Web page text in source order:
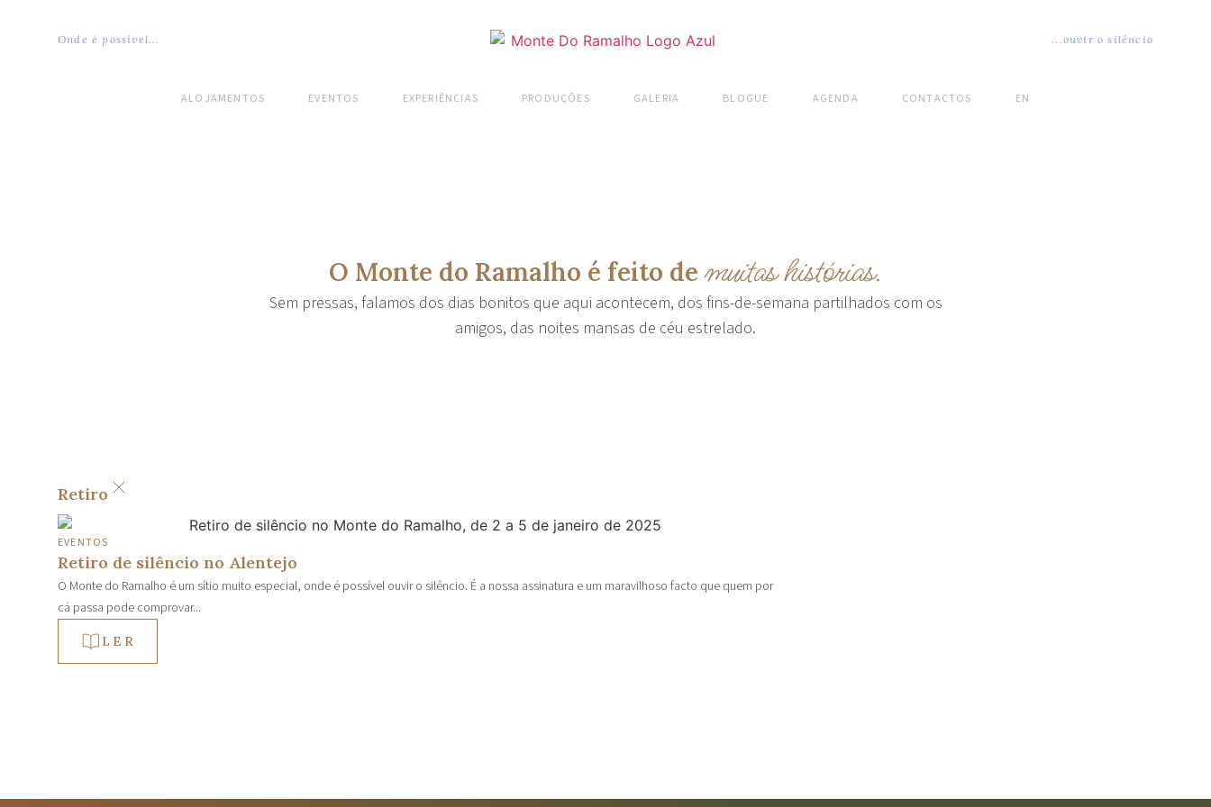
Onde é possível... ...ouvir o silêncio
ALOJAMENTOS EVENTOS EXPERIÊNCIAS PRODUÇÕES GALERIA BLOGUE AGENDA CONTACTOS EN
O Monte do Ramalho é feito demuitas histórias.
Sem pressas, falamos dos dias bonitos que aqui acontecem, dos fins-de-semana partilhados com os
amigos, das noites mansas de céu estrelado.
Retiro
EVENTOS
Retiro de silêncio no Alentejo
O Monte do Ramalho é um sítio muito especial, onde é possível ouvir o silêncio. É a nossa assinatura e um maravilhoso facto que quem por
cá passa pode comprovar...
LER